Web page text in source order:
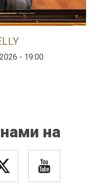
- 19:00
на